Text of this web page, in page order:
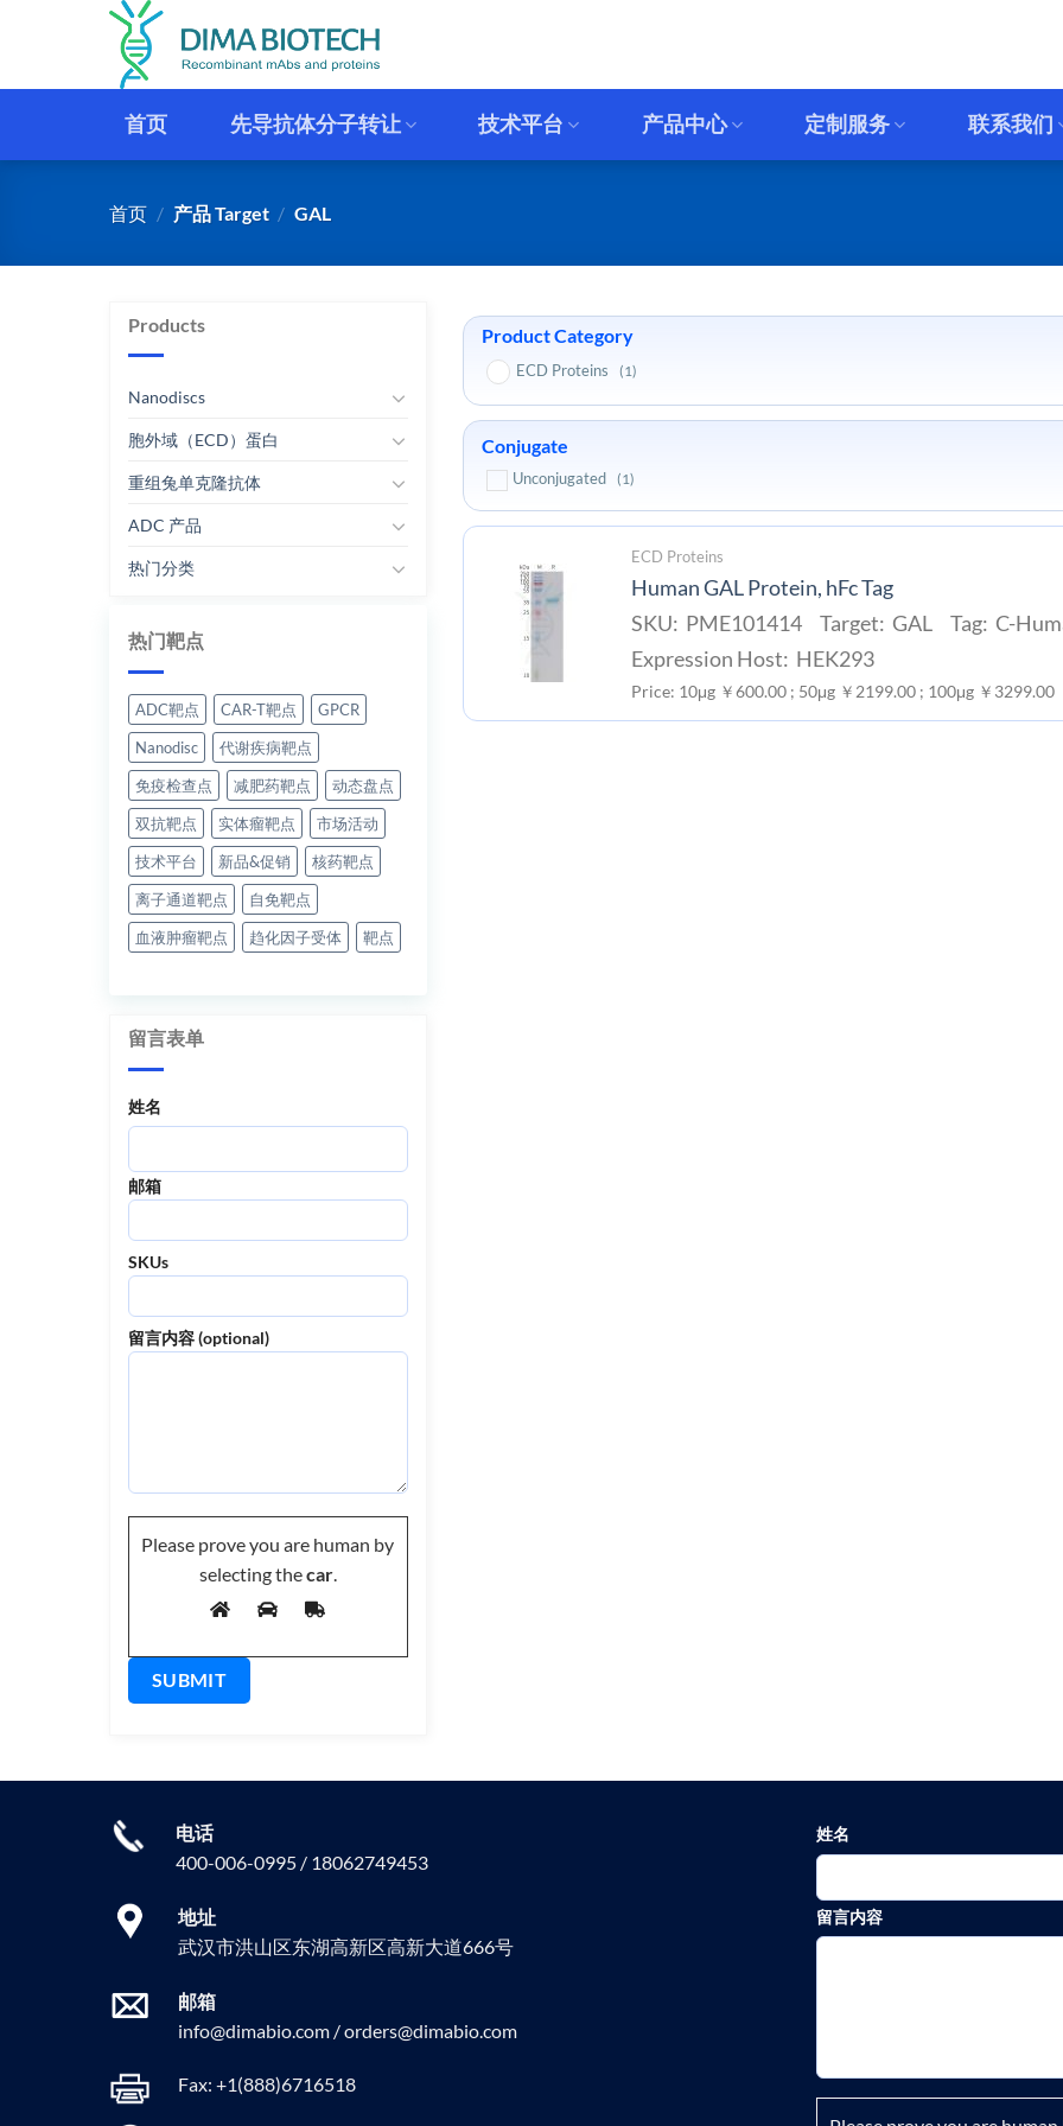
首页 先导抗体分子转让 技术平台 产品中心 定制服务 联系我们
首页 / 产品 Target / GAL
Products
Nanodiscs
胞外域（ECD）蛋白
重组兔单克隆抗体
ADC 产品
热门分类
热门靶点
ADC靶点 CAR-T靶点
GPCR
Nanodisc
代谢疾病靶点
免疫检查点
减肥药靶点
动态盘点
双抗靶点
实体瘤靶点
市场活动
技术平台
新品&促销
核药靶点
离子通道靶点
自免靶点
血液肿瘤靶点
趋化因子受体 靶点
留言表单
姓名
邮箱
SKUs
留言内容 (optional)
Please prove you are human by
selecting thecar.
Product Category
ECD Proteins (1)
Conjugate
Unconjugated (1)
ECD Proteins
Human GAL Protein, hFc Tag
SKU: PME101414 Target: GAL Tag: C-
Expression Host: HEK293
Price: 10μg ￥600.00 ; 50μg ￥2199.00 ; 100μg ￥3299.00
电话
400-006-0995 / 18062749453
地址
武汉市洪山区东湖高新区高新大道666号
邮箱
info@dimabio.com / orders@dimabio.com
Fax: +1(888)6716518
姓名
留言内容